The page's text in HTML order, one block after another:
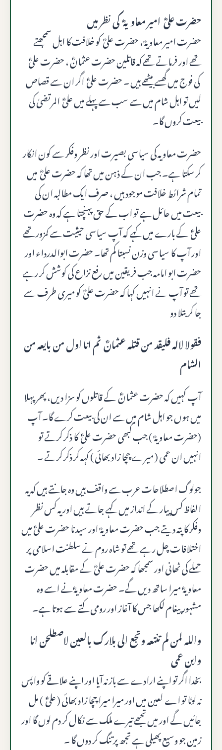
حضرت علیؓ امیر معاویہؓ کی نظر میں
حضرت امیر معاویہؓ ، حضرت علیؓ کو خلافت کا اہل سمجھتے
تھے اور فرماتے تھے کہ قاتلین حضرت عثمانؓ ، حضرت علیؓ
کی فوج میں گھسے بیٹھے ہیں ۔ حضرت علیؓ اگر ان سے قصاص
لیں تو اہل شام میں سے سب سے پہلے میں علیؓ المرتضیٰ کی
بیعت کروں گا۔
حضرت معاویہ کی سیاسی بصیرت اور نظر وفکر سے کون انکار
کر سکتا ہے۔ جب ان کے ذہن میں تھا کہ حضرت علیؓ میں
تمام شرائط خلافت موجود ہیں ، صرف ایک مطالبہ ان کی
بیعت میں حائل ہے تو اب کے حق پہنچتا ہے کہ وہ حضرت
علیؓ کے بارے میں کہے کہ آپ سیاسی حیثیت سے کمزور تھے
اور آپ کا سیاسی وزن نسبتا کم تھا۔ حضرت ابوالدرداء اور
حضرت ابو امامہ جب فریقین میں رفع نزاع کی کوشش کر رہے
تھے تو آپ نے انہیں کہا کہ حضرت علیؓ کو میری طرف سے
جا کر بتلا دو
فقولا لاله فليقد من قتله عثمانؓ ثم انا اول من بايعه من
الشام
آپ کہیں کہ حضرت عثمانؓ کے قاتلوں کو سزا دیں، پھر پہلا
میں ہوں جو اہل شام میں سے ان کی بیعت کرے گا۔ آپ
(حضرت معاویہؓ ) جب کبھی حضرت علیؓ کا ذکر کرتے تو
انہیں ان عمی ( میرے چچا زاد بھائی ) کہہ کر ذکر کرتے ۔
جولوگ اصطلاحات عرب سے واقف ہیں وہ جانتے ہیں کہ یہ
الفاظ کس پیار کے انداز میں کہے جاتے ہیں اور یہ کس نظر
وفکر کا پتہ دیتے جب حضرت معاویہؓ اور سید نا حضرت علیؓ میں
اختلافات چل رہے تھے تو شاہ روم نے سلطنت اسلامی پر
حملے کی ٹھانی اور سمجھا کہ حضرت علیؓ کے مقابلہ میں حضرت
معاویہؓ میرا ساتھ دیں گے۔ حضرت معاویہؓ نے اسے وہ
مشہور پیغام لکھا جس کا آغاز اور رومی کتے سے ہوتا ہے۔
والله لمن لم تنتعه وتجع الى بلارك بالعين لاصطلحن انا
وابن عمى
بخدا اگر تو اپنے ارادے سے باز نہ آیا اور اپنے علاقے کو واپس
نہ لوٹا تو اے لعین میں اور میرا میرا چچا زاد بھائی ( علیؓ ) مل
جائیں گے اور میں تجھے تیرے ملک سے نکال کر دم لوں گا اور
زمین جو وسیع پھیلی ہے تجھ پر تنگ کر دوں گا ۔